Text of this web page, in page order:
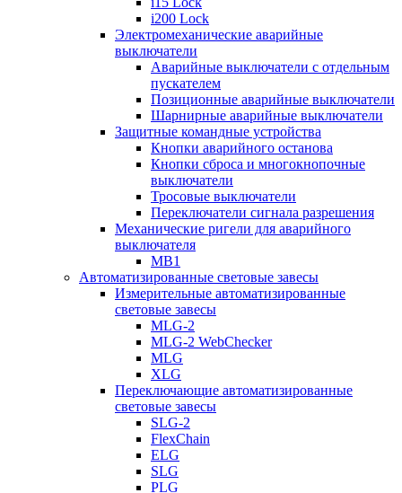
i200 Lock
Электромеханические аварийные
выключатели
Аварийные выключатели с отдельным
пускателем
Позиционные аварийные выключатели
Шарнирные аварийные выключатели
Защитные командные устройства
Кнопки аварийного останова
Кнопки сброса и многокнопочные
выключатели
Тросовые выключатели
Переключатели сигнала разрешения
Механические ригели для аварийного
выключателя
MB1
Автоматизированные световые завесы
Измерительные автоматизированные
световые завесы
MLG-2
MLG-2 WebChecker
MLG
XLG
Переключающие автоматизированные
световые завесы
SLG-2
FlexChain
ELG
SLG
PLG